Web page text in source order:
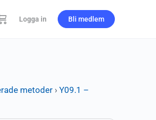
Logga in Bli medlem
metoder › Y09.1 –